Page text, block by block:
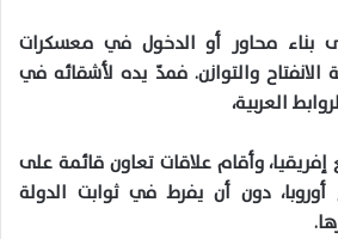
محاور أو الدخول في معسكرات
والتوازن. فمدّ يده لأشقائه في
العربية،
وأقام علاقات تعاون قائمة على
دون أن يفرط في ثوابت الدولة